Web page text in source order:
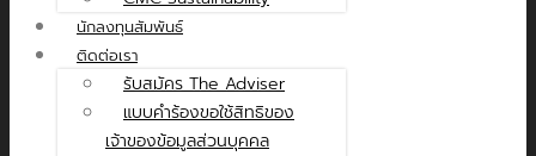
นักลงทุนสัมพันธ์
ติดต่อเรา
รับสมัคร The Adviser
แบบคำร้องขอใช้สิทธิของ
เจ้าของข้อมูลส่วนบุคคล